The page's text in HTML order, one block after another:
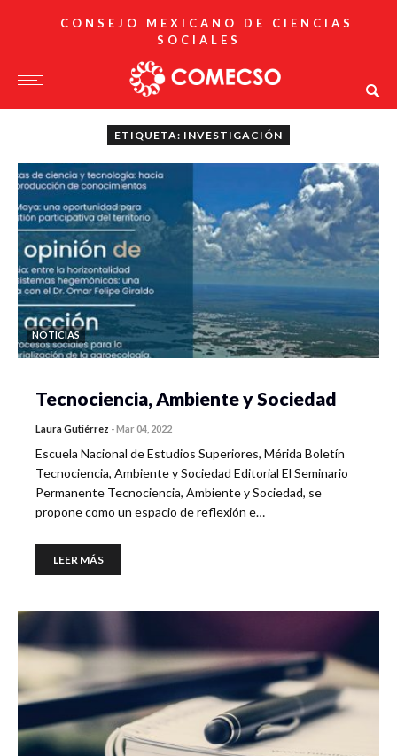
CONSEJO MEXICANO DE CIENCIAS
SOCIALES
ETIQUETA: INVESTIGACIÓN
NOTICIAS
Tecnociencia, Ambiente y Sociedad
Laura Gutiérrez -Mar 04, 2022
Escuela Nacional de Estudios Superiores, Mérida Boletín
Tecnociencia, Ambiente y Sociedad Editorial El Seminario
Permanente Tecnociencia, Ambiente y Sociedad, se
propone como un espacio de reflexión e…
LEER MÁS